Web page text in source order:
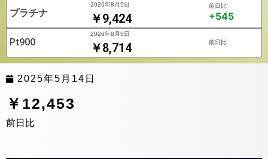
プラチナ ￥9,424
2026年8月5日 前日比
+545
Pt900 ￥8,714
2026年8月5日
前日比
2025年5月14日
￥12,453
前日比